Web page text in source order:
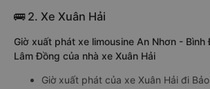
🚌 2. Xe Xuân Hải
Giờ xuất phát xe limousine An Nhơn - Bình
Lâm Đồng của nhà xe Xuân Hải
Giờ xuất phát của xe Xuân Hải đi